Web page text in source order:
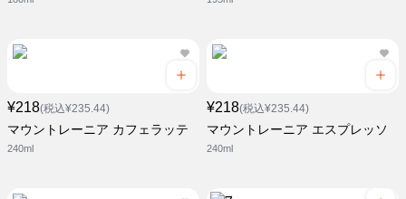
¥218(税込¥235.44)
マウントレーニア カフェラッテ
240ml
¥218(税込¥235.44)
マウントレーニア エスプレッソ
240ml